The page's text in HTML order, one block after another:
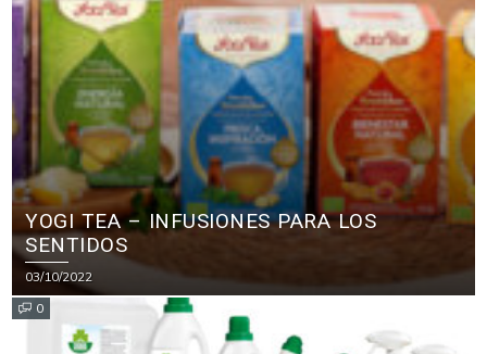
YOGI TEA – INFUSIONES PARA LOS
SENTIDOS
03/10/2022
0